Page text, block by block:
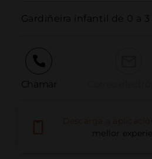
Gardiñeira infantil de 0 a 3
Chamar
Informar dun
mellor